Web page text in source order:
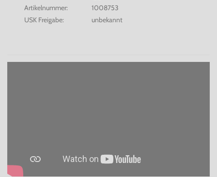
Artikelnummer:
1008753
USK Freigabe:
unbekannt